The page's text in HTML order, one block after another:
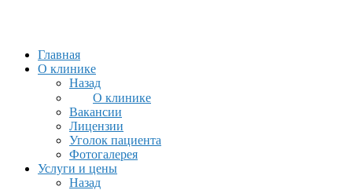
Главная
О клинике
Назад
О клинике
Вакансии
Лицензии
Уголок пациента
Фотогалерея
Услуги и цены
Назад